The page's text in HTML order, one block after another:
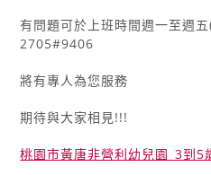
有問題可於上班時間週一至週
2705#9406
將有專人為您服務
期待與大家相見!!!
桃園市黃唐非營利幼兒園_3到5